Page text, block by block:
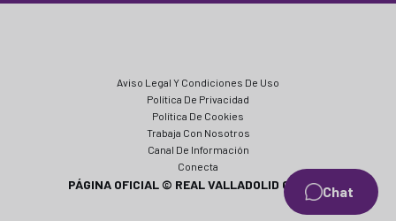
Chat
Aviso Legal Y Condiciones De Uso
Política De Privacidad
Política De Cookies
Trabaja Con Nosotros
Canal De Información
Conecta
PÁGINA OFICIAL © REAL VALLADOLID CF 2024